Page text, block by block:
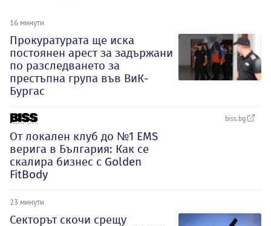
16 минути
Прокуратурата ще иска
постоянен арест за задържани
по разследването за
престъпна група във ВиК-
Бургас
biss.bg
От локален клуб до №1 EMS
верига в България: Как се
скалира бизнес с Golden
FitBody
23 минути
Секторът скочи срещу